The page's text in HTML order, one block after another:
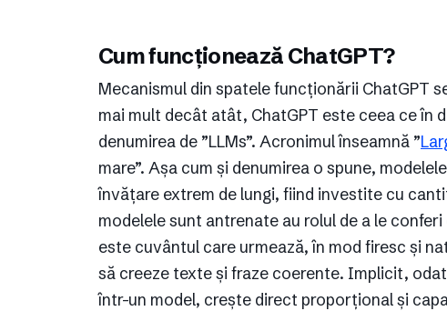
Cum funcționează ChatGPT?
Mecanismul din spatele funcționării ChatGPT
mai mult decât atât, ChatGPT este ceea ce în
denumirea de ”LLMs”. Acronimul înseamnă ”
mare”. Așa cum și denumirea o spune,
învățare extrem de lungi, fiind investite cu
modelele sunt antrenate au rolul de a le
este cuvântul care urmează, în mod firesc și
să creeze texte și fraze coerente. Implicit,
într-un model, crește direct proporțional și